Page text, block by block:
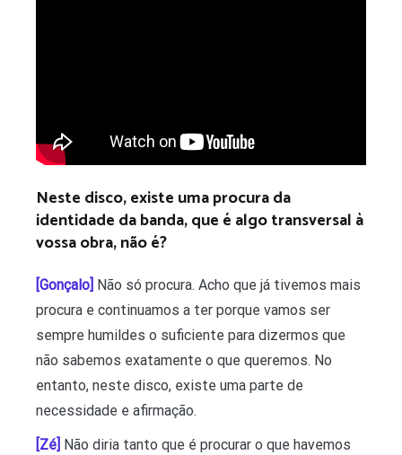
Neste disco, existe uma procura da
identidade da banda, que é algo transversal à
vossa obra, não é?
[Gonçalo] Não só procura. Acho que já tivemos mais
procura e continuamos a ter porque vamos ser
sempre humildes o suficiente para dizermos que
não sabemos exatamente o que queremos. No
entanto, neste disco, existe uma parte de
necessidade e afirmação.
[Zé] Não diria tanto que é procurar o que havemos